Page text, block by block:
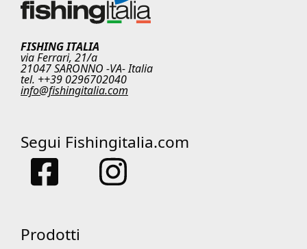
FISHING ITALIA
via Ferrari, 21/a
21047 SARONNO -VA- Italia
tel. ++39 0296702040
info@fishingitalia.com
Segui Fishingitalia.com
Prodotti